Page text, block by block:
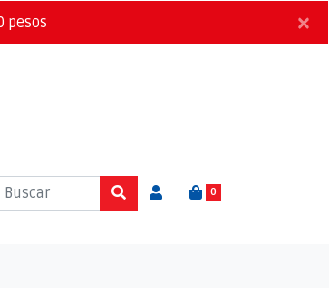
pesos ×
0